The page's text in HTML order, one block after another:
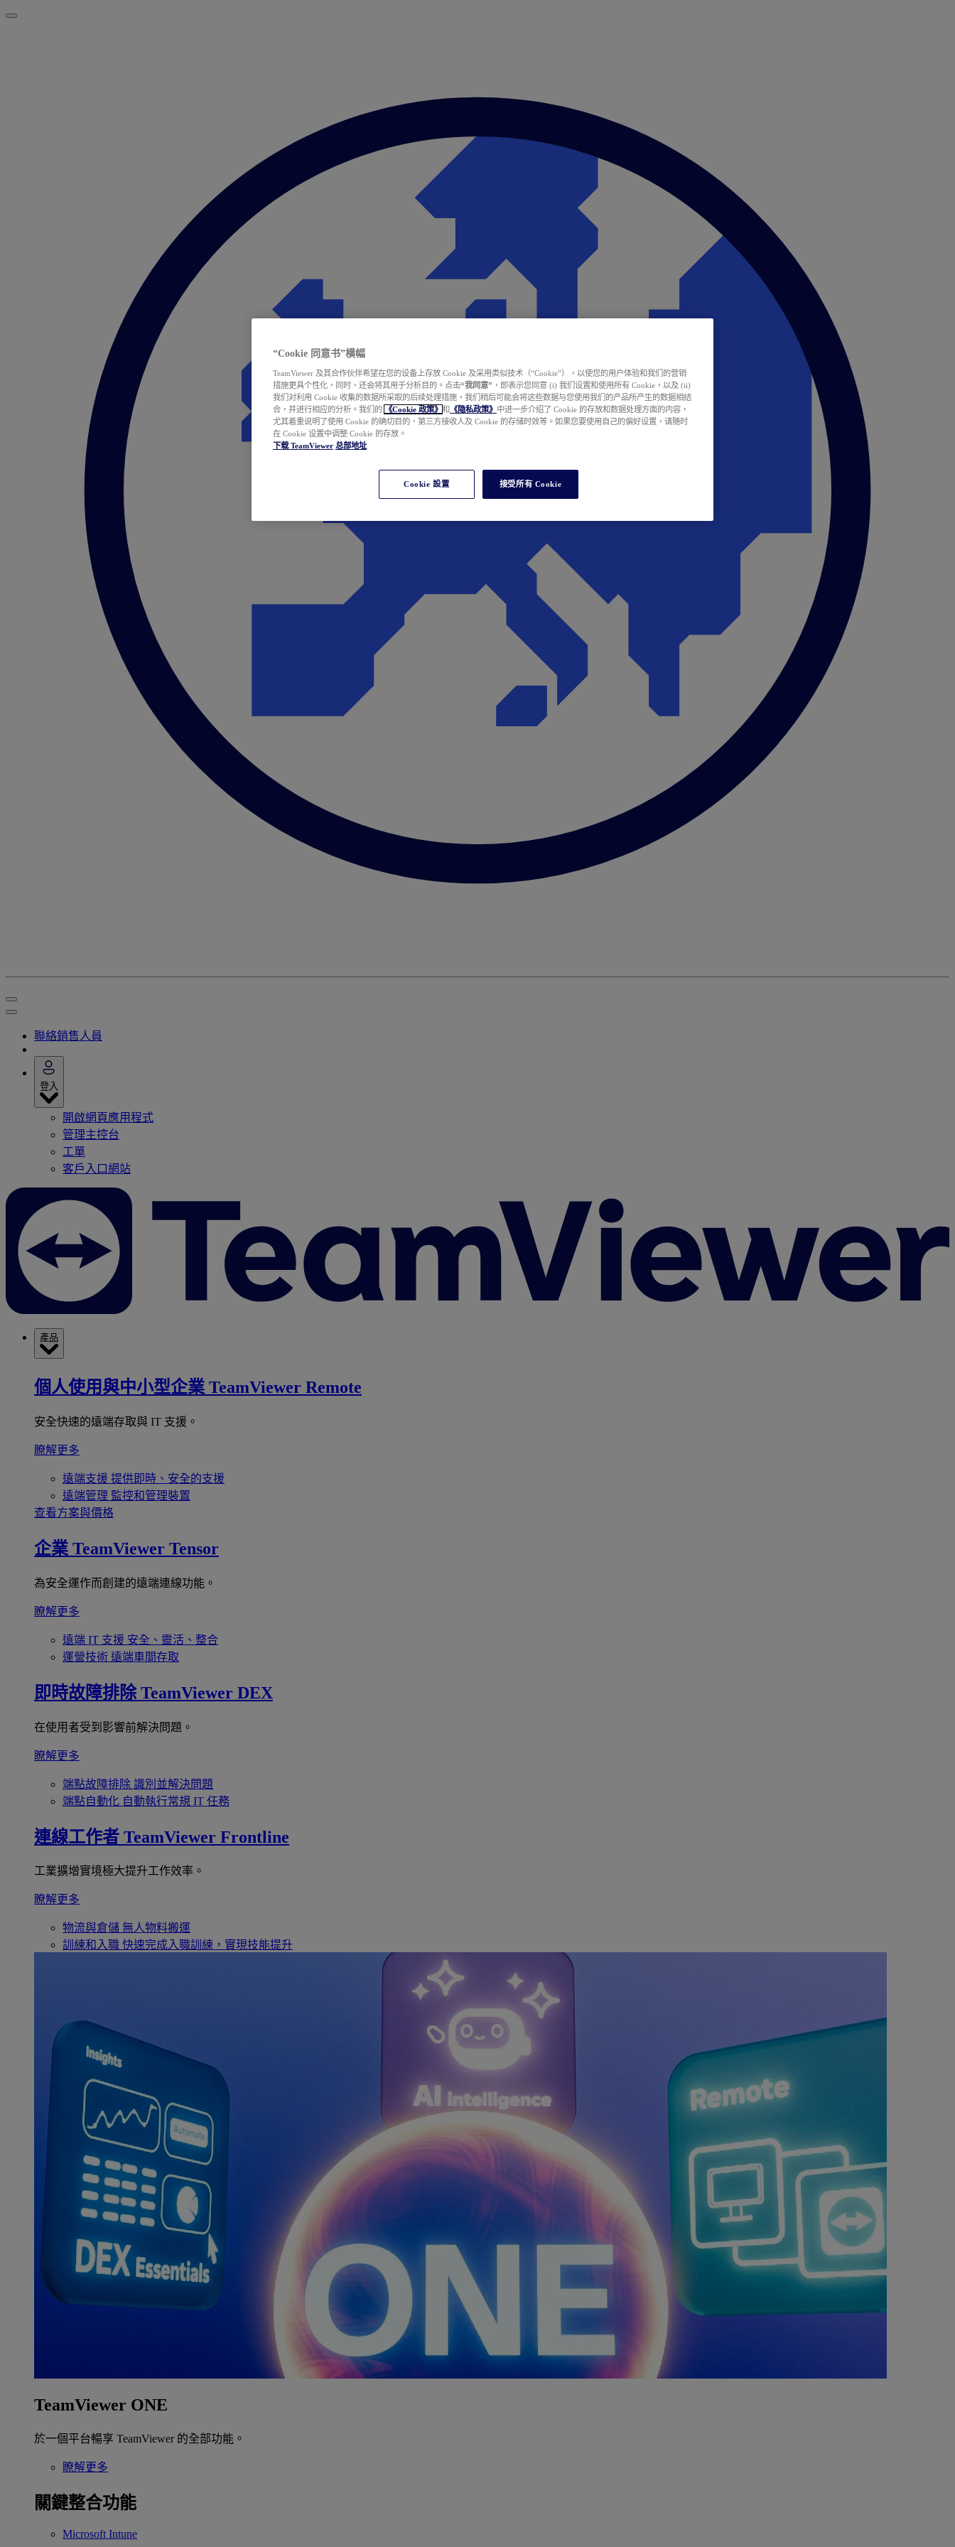
聯絡銷售人員
登入
開啟網頁應用程式
管理主控台
工單
客戶入口網站
產品
個人使用與中小型企業 TeamViewer Remote
安全快速的遠端存取與 IT 支援。
瞭解更多
遠端支援 提供即時、安全的支援
遠端管理 監控和管理裝置
查看方案與價格
企業 TeamViewer Tensor
為安全運作而創建的遠端連線功能。
瞭解更多
遠端 IT 支援 安全、靈活、整合
運營技術 遠端車間存取
即時故障排除 TeamViewer DEX
在使用者受到影響前解決問題。
瞭解更多
端點故障排除 識別並解決問題
端點自動化 自動執行常規 IT 任務
連線工作者 TeamViewer Frontline
工業擴增實境極大提升工作效率。
瞭解更多
物流與倉儲 無人物料搬運
訓練和入職 快速完成入職訓練，實現技能提升
TeamViewer ONE
於一個平台暢享 TeamViewer 的全部功能。
瞭解更多
關鍵整合功能
Microsoft Intune
“Cookie 同意书”横幅
TeamViewer 及其合作伙伴希望在您的设备上存放 Cookie 及采用类似技术（“Cookie”），以使您的用户体验和我们的营销
措施更具个性化，同时，还会将其用于分析目的。点击“我同意” ，即表示您同意 (i) 我们设置和使用所有 Cookie，以及 (ii)
我们对利用 Cookie 收集的数据所采取的后续处理措施，我们稍后可能会将这些数据与您使用我们的产品所产生的数据相结
合，并进行相应的分析。我们的
《Cookie 政策》 和 《隐私政策》 中进一步介绍了 Cookie 的存放和数据处理方面的内容，
尤其着重说明了使用 Cookie 的确切目的、第三方接收人及 Cookie 的存储时效等。如果您要使用自己的偏好设置，请随时
在 Cookie 设置中调整 Cookie 的存放。
下载 TeamViewer 总部地址
Cookie 設置 接受所有 Cookie